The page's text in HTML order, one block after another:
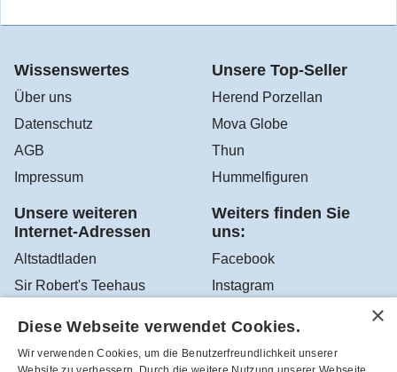
Wissenswertes
Über uns
Datenschutz
AGB
Impressum
Unsere Top-Seller
Herend Porzellan
Mova Globe
Thun
Hummelfiguren
Unsere weiteren
Internet-Adressen
Altstadtladen
Sir Robert's Teehaus
Weiters finden Sie
uns:
Facebook
Instagram
Diese Webseite verwendet Cookies.
Wir verwenden Cookies, um die Benutzerfreundlichkeit unserer